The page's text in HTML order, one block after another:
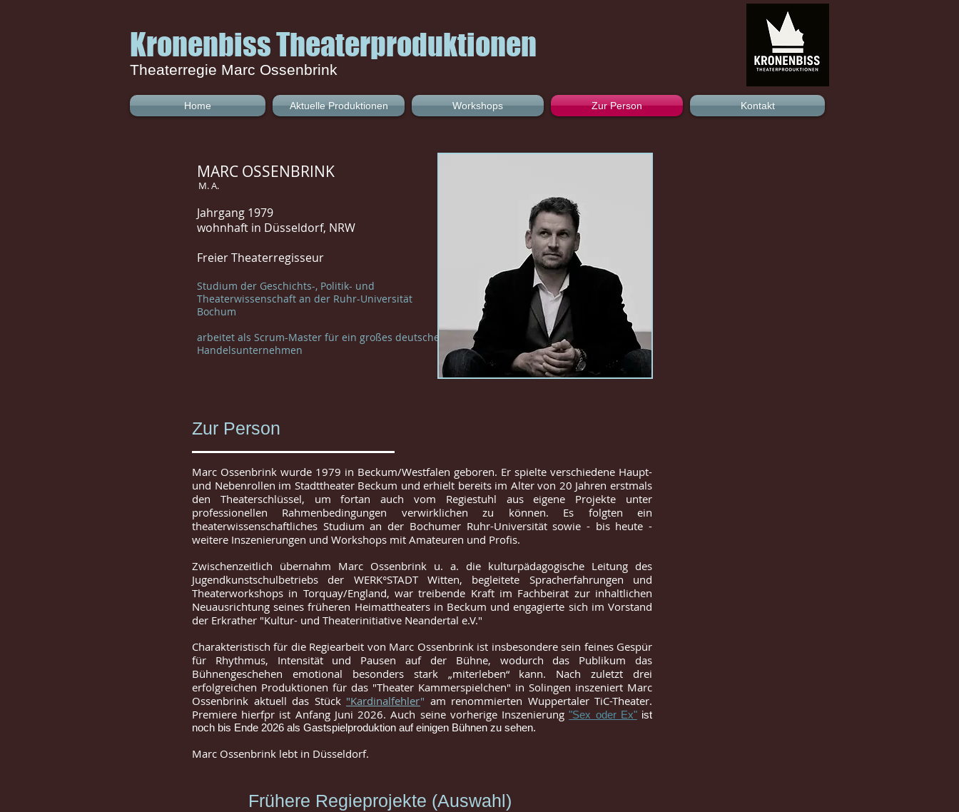
Kronenbiss Theaterproduktionen
Theaterregie Marc Ossenbrink
Home Aktuelle Produktionen Workshops Zur Person Kontakt
MARC OSSENBRINK
M. A.
Jahrgang 1979
wohnhaft in Düsseldorf, NRW
Freier Theaterregisseur
Studium der Geschichts-, Politik- und
Theaterwissenschaft an der Ruhr-Universität
Bochum
arbeitet als Scrum-Master für ein großes deutsches
Handelsunternehmen
Zur Person
Marc Ossenbrink wurde 1979 in Beckum/Westfalen geboren. Er spielte verschiedene Haupt-
und Nebenrollen im Stadttheater Beckum und erhielt bereits im Alter von 20 Jahren erstmals
den Theaterschlüssel, um fortan auch vom Regiestuhl aus eigene Projekte unter
professionellen Rahmenbedingungen verwirklichen zu können. Es folgten ein
theaterwissenschaftliches Studium an der Bochumer Ruhr-Universität sowie - bis heute -
weitere Inszenierungen und Workshops mit Amateuren und Profis.
Zwischenzeitlich übernahm Marc Ossenbrink u. a. die kulturpädagogische Leitung des
Jugendkunstschulbetriebs der WERK°STADT Witten, begleitete Spracherfahrungen und
Theaterworkshops in Torquay/England, war treibende Kraft im Fachbeirat zur inhaltlichen
Neuausrichtung seines früheren Heimattheaters in Beckum und engagierte sich im Vorstand
der Erkrather "Kultur- und Theaterinitiative Neandertal e.V."
Charakteristisch für die Regiearbeit von Marc Ossenbrink ist insbesondere sein feines Gespür
für Rhythmus, Intensität und Pausen auf der Bühne, wodurch das Publikum das
Bühnengeschehen emotional besonders stark „miterleben“ kann. Nach zuletzt drei
erfolgreichen Produktionen für das "Theater Kammerspielchen" in Solingen inszeniert Marc
Ossenbrink aktuell das Stück "Kardinalfehler" am renommierten Wuppertaler TiC-Theater.
Premiere hierfpr ist Anfang Juni 2026. Auch seine vorherige Inszenierung"Sex oder Ex"ist
noch bis Ende 2026 als Gastspielproduktion auf einigen Bühnen zu sehen.
Marc Ossenbrink lebt in Düsseldorf.
Frühere Regieprojekte (Auswahl)